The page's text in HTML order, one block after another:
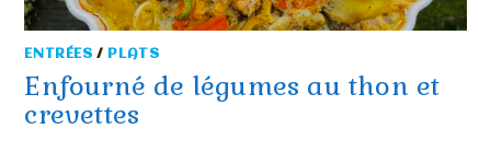
ENTRÉES / PLATS
Enfourné de légumes au thon et
crevettes